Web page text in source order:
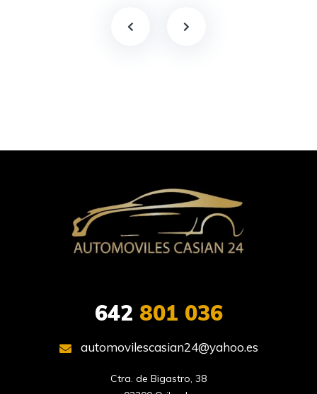
642 801 036
automovilescasian24@yahoo.es
Ctra. de Bigastro, 38